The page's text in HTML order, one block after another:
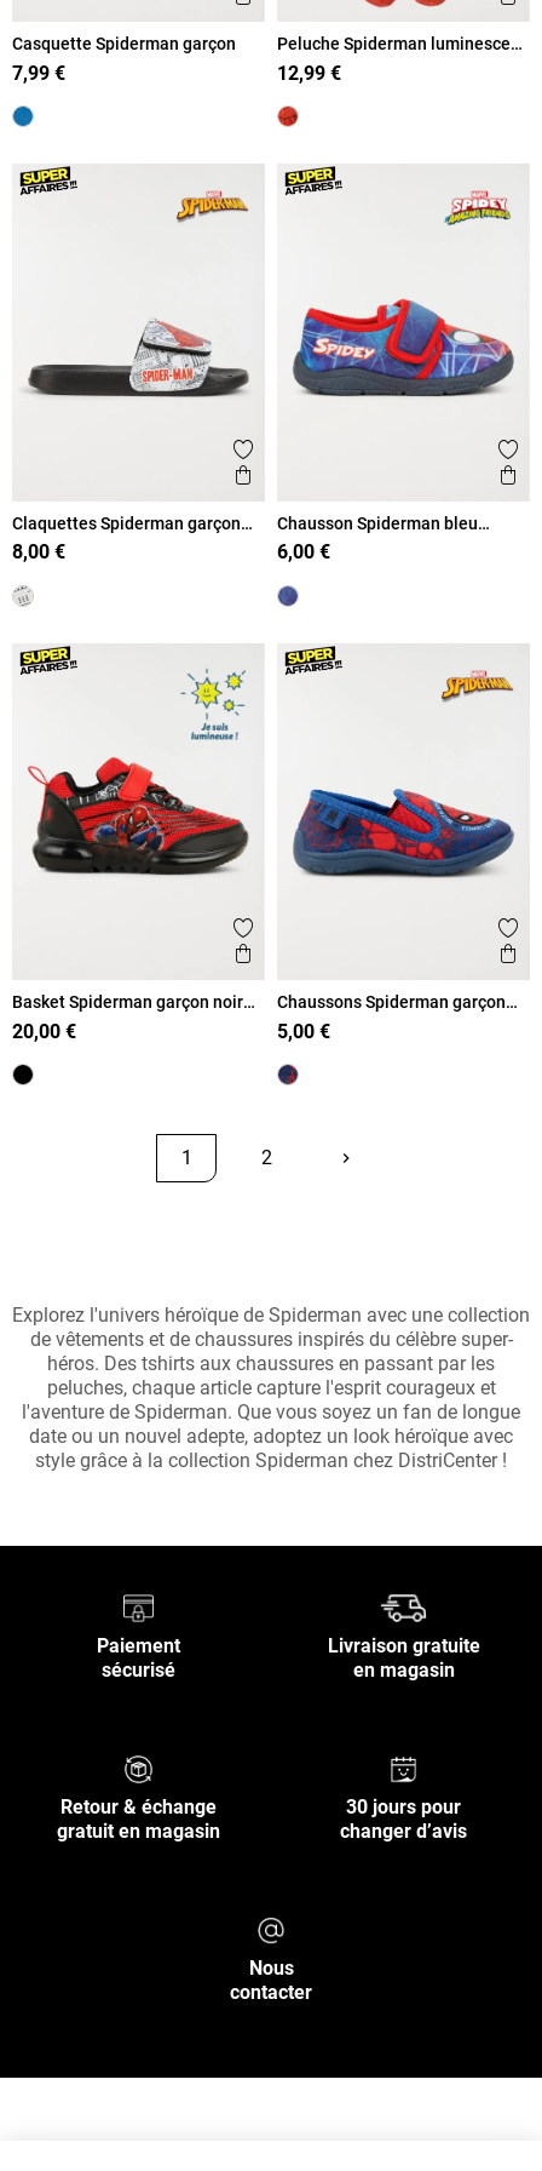
Casquette Spiderman garçon
7,99 €
Peluche Spiderman luminescent
25 cm
12,99 €
Ajouter aux favoris
Aperçu rapide
Claquettes Spiderman garçon
(30-35)
8,00 €
Chausson Spiderman bleu
garçon (24-30)
6,00 €
Ajouter aux favoris
Aperçu rapide
Basket Spiderman garçon noir
(24-30)
20,00 €
Chaussons Spiderman garçon
(24-30)
5,00 €
1 2 keyboard_arrow_rightSuivant
Explorez l'univers héroïque de Spiderman avec une collection
de vêtements et de chaussures inspirés du célèbre super-
héros. Des tshirts aux chaussures en passant par les
peluches, chaque article capture l'esprit courageux et
l'aventure de Spiderman. Que vous soyez un fan de longue
date ou un nouvel adepte, adoptez un look héroïque avec
style grâce à la collection Spiderman chez DistriCenter !
Paiement
sécurisé
Livraison gratuite
en magasin
Retour & échange
gratuit en magasin
30 jours pour
changer d’avis
Nous
contacter